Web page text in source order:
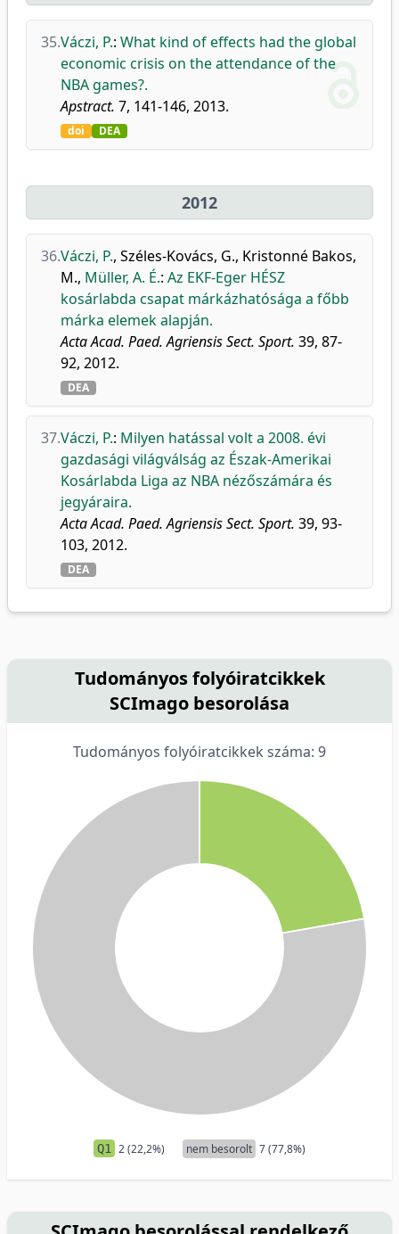
35.Váczi, P.: What kind of effects had the global
economic crisis on the attendance of the
NBA games?.
Apstract. 7, 141-146, 2013.
doi DEA
2012
36.Váczi, P., Széles-Kovács, G., Kristonné Bakos,
M., Müller, A. É.: Az EKF-Eger HÉSZ
kosárlabda csapat márkázhatósága a főbb
márka elemek alapján.
Acta Acad. Paed. Agriensis Sect. Sport. 39, 87-
92, 2012.
DEA
37.Váczi, P.: Milyen hatással volt a 2008. évi
gazdasági világválság az Észak-Amerikai
Kosárlabda Liga az NBA nézőszámára és
jegyáraira.
Acta Acad. Paed. Agriensis Sect. Sport. 39, 93-
103, 2012.
DEA
Tudományos folyóiratcikkek
SCImago besorolása
Tudományos folyóiratcikkek száma: 9
Q1 2 (22,2%) nem besorolt 7 (77,8%)